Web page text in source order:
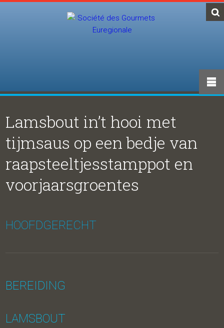
Lamsbout in’t hooi met
tijmsaus op een bedje van
raapsteeltjesstamppot en
voorjaarsgroentes
HOOFDGERECHT
BEREIDING
LAMSBOUT